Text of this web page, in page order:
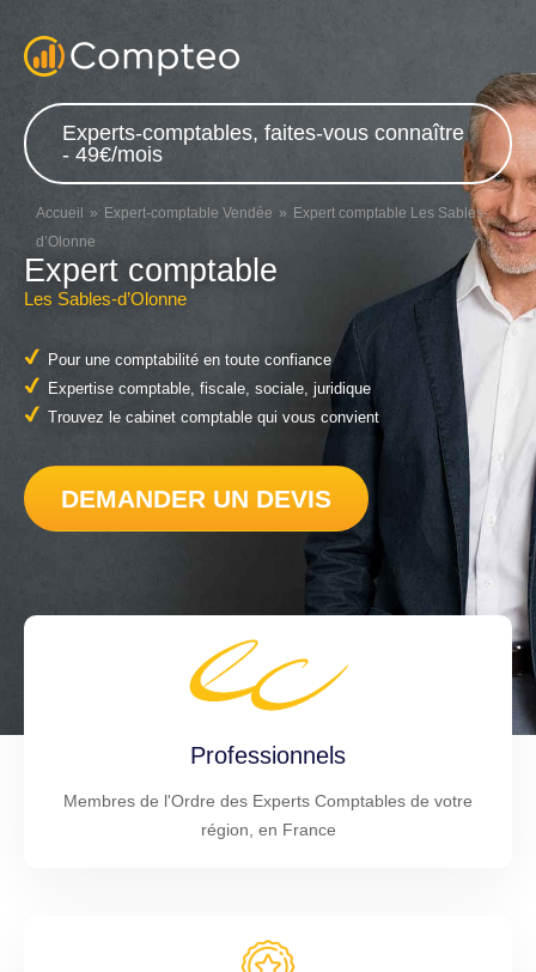
Experts-comptables, faites-vous connaître
- 49€/mois
Accueil Expert-comptable Vendée
Expert comptable Les Sables-
d’Olonne
Expert comptable
Les Sables-d’Olonne
Pour une comptabilité en toute confiance
Expertise comptable, fiscale, sociale, juridique
Trouvez le cabinet comptable qui vous convient
DEMANDER UN DEVIS
Professionnels
Membres de l'Ordre des Experts Comptables de votre
région, en France